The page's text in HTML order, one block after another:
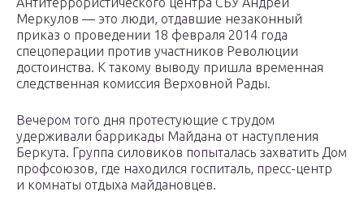
Меркулов — это люди, отдавшие незаконный
приказ о проведении 18 февраля 2014 года
спецоперации против участников Революции
достоинства. К такому выводу пришла временная
следственная комиссия Верховной Рады.
Вечером того дня протестующие с трудом
удерживали баррикады Майдана от наступления
Беркута. Группа силовиков попыталась захватить Дом
профсоюзов, где находился госпиталь, пресс-центр
и комнаты отдыха майдановцев.